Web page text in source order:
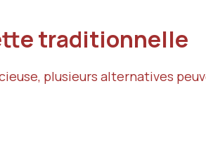
traditionnelle
plusieurs alternatives